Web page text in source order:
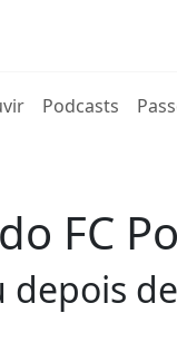
(current)
Podcasts
FC